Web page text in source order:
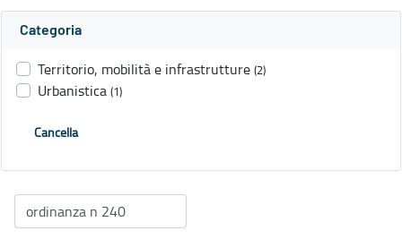
Categoria
Territorio, mobilità e infrastrutture (2)
Urbanistica (1)
Cancella